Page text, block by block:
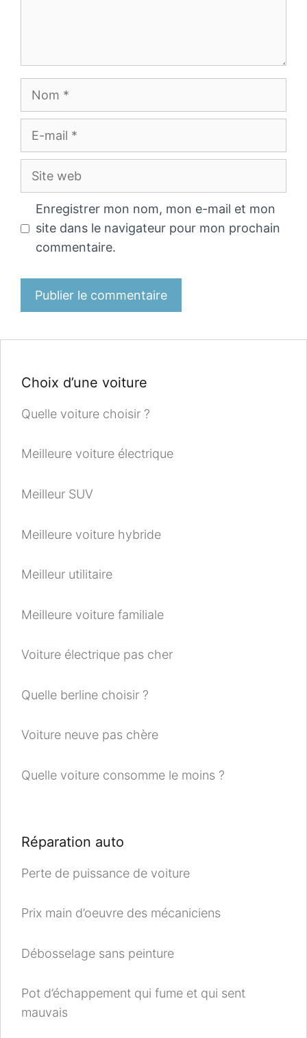
Site
Enregistrer mon nom, mon e-mail et mon
site dans le navigateur pour mon prochain
commentaire.
Choix d’une voiture
Quelle voiture choisir ?
Meilleure voiture électrique
Meilleur SUV
Meilleure voiture hybride
Meilleur utilitaire
Meilleure voiture familiale
Voiture électrique pas cher
Quelle berline choisir ?
Voiture neuve pas chère
Quelle voiture consomme le moins ?
Réparation auto
Perte de puissance de voiture
Prix main d’oeuvre des mécaniciens
Débosselage sans peinture
Pot d’échappement qui fume et qui sent
mauvais